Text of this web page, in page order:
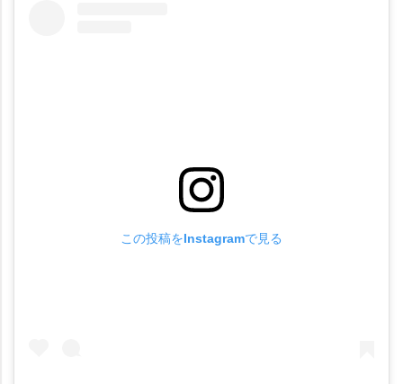
この投稿をInstagramで見る